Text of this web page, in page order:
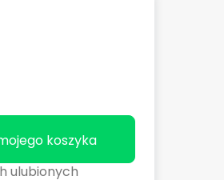
koszyka
ulubionych